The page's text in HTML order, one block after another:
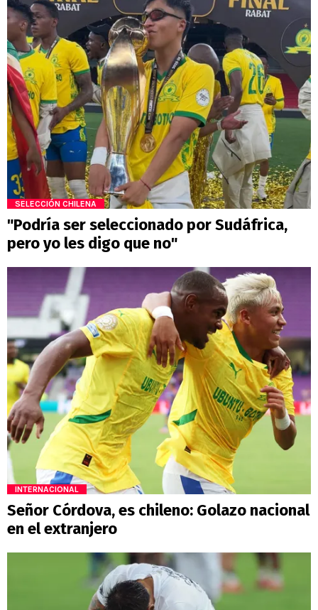
SELECCIÓN CHILENA
"Podría ser seleccionado por Sudáfrica,
pero yo les digo que no"
INTERNACIONAL
Señor Córdova, es chileno: Golazo nacional
en el extranjero